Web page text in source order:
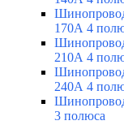
170А 4
210А 4
240А 4
3 полюса